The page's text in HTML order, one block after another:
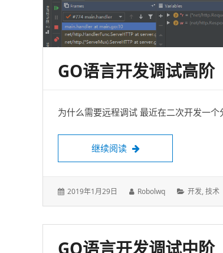
GO语言开发调试高阶
为什么需要远程调试 最近在二次开发一
继续阅读 Go语言开发调试高阶
发
2019年1月29日
作
Robolwq
分
开发,技术
GO语言开发调试中阶